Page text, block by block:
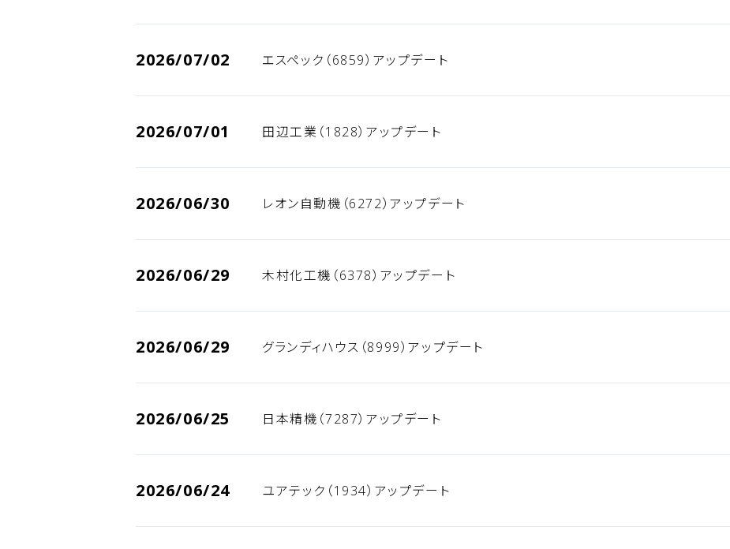
2026/07/02 エスペック（6859）アップデート
2026/07/01 田辺工業（1828）アップデート
2026/06/30 レオン自動機（6272）アップデート
2026/06/29 木村化工機（6378）アップデート
2026/06/29 グランディハウス（8999）アップデート
2026/06/25 日本精機（7287）アップデート
2026/06/24 ユアテック（1934）アップデート